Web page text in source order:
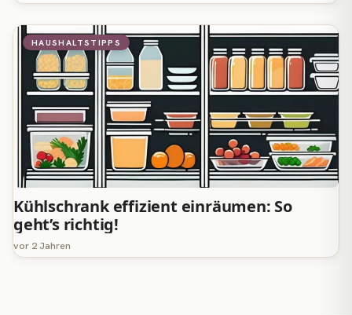
HAUSHALTSTIPPS
Kühlschrank effizient einräumen: So
geht’s richtig!
vor 2 Jahren